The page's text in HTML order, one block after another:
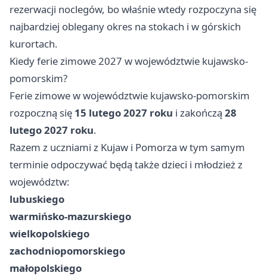
rezerwacji noclegów, bo właśnie wtedy rozpoczyna się
najbardziej oblegany okres na stokach i w górskich
kurortach.
Kiedy ferie zimowe 2027 w województwie kujawsko-
pomorskim?
Ferie zimowe w województwie kujawsko-pomorskim
rozpoczną się 15 lutego 2027 roku i zakończą 28
lutego 2027 roku.
Razem z uczniami z Kujaw i Pomorza w tym samym
terminie odpoczywać będą także dzieci i młodzież z
województw:
lubuskiego
warmińsko-mazurskiego
wielkopolskiego
zachodniopomorskiego
małopolskiego